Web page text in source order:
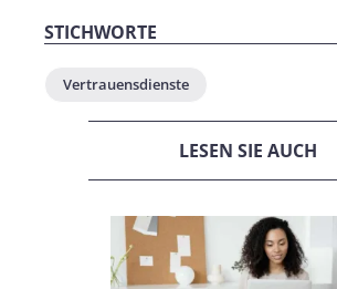
STICHWORTE
Vertrauensdienste
LESEN SIE AUCH